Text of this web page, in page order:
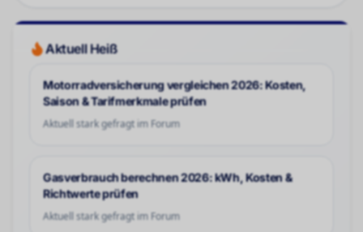
Aktuell Heiß
Motorradversicherung vergleichen 2026: Kosten,
Saison & Tarifmerkmale prüfen
Aktuell stark gefragt im Forum
Gasverbrauch berechnen 2026: kWh, Kosten &
Richtwerte prüfen
Aktuell stark gefragt im Forum